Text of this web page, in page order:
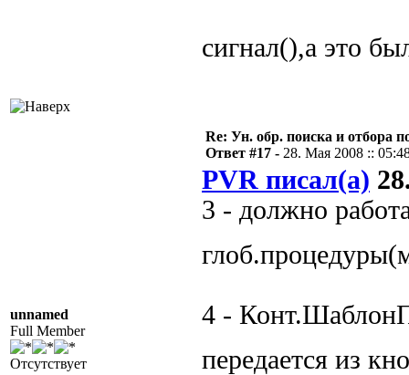
сигнал(),а это
unnamed
Full Member
Отсутствует
Re: Ун. обр. поиска и отбора
Ответ #17 - 28. Мая 2008 ::
PVR писал(а)
3 - должно
4 -
передается из